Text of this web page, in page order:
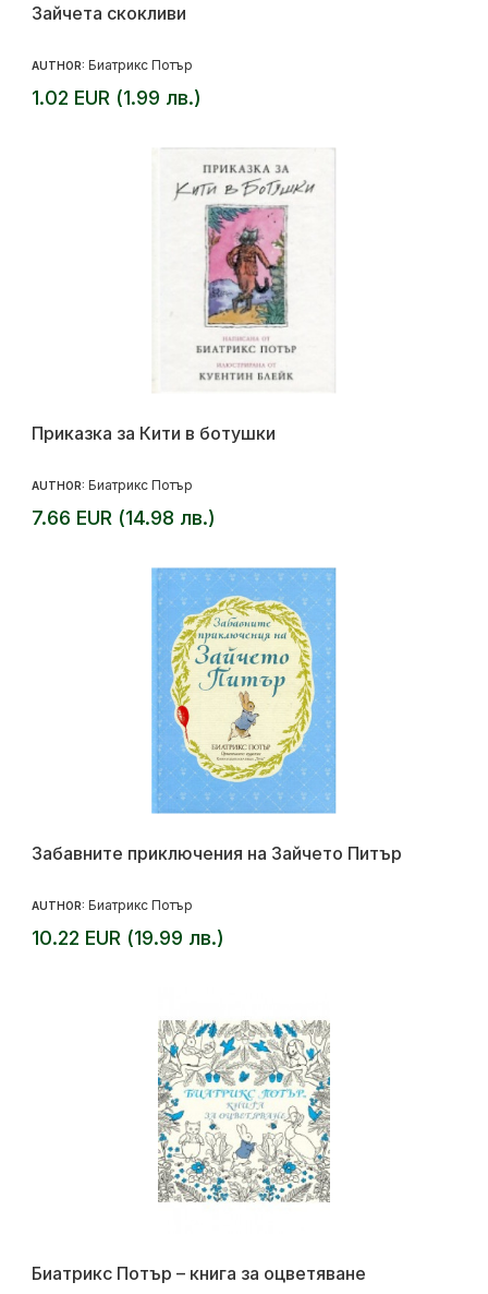
Зайчета скокливи
AUTHOR: Биатрикс Потър
1.02 EUR (1.99 лв.)
Приказка за Кити в ботушки
AUTHOR: Биатрикс Потър
7.66 EUR (14.98 лв.)
Забавните приключения на Зайчето Питър
AUTHOR: Биатрикс Потър
10.22 EUR (19.99 лв.)
Биатрикс Потър – книга за оцветяване